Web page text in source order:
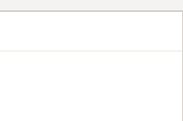
せん。